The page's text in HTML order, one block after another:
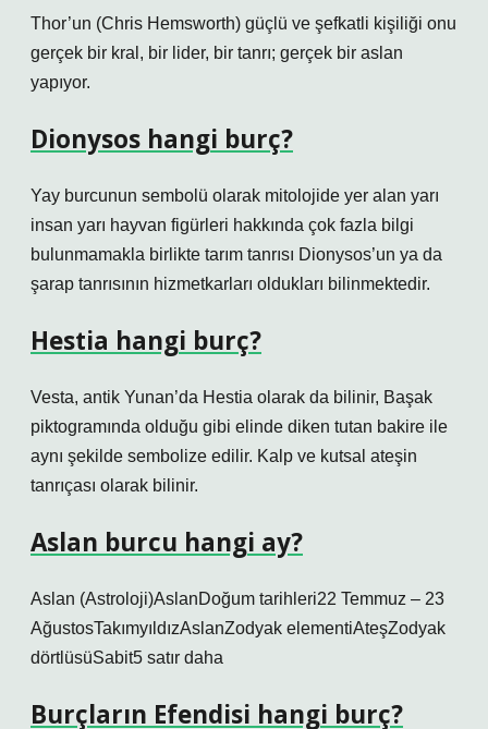
Thor’un (Chris Hemsworth) güçlü ve şefkatli kişiliği onu
gerçek bir kral, bir lider, bir tanrı; gerçek bir aslan
yapıyor.
Dionysos hangi burç?
Yay burcunun sembolü olarak mitolojide yer alan yarı
insan yarı hayvan figürleri hakkında çok fazla bilgi
bulunmamakla birlikte tarım tanrısı Dionysos’un ya da
şarap tanrısının hizmetkarları oldukları bilinmektedir.
Hestia hangi burç?
Vesta, antik Yunan’da Hestia olarak da bilinir, Başak
piktogramında olduğu gibi elinde diken tutan bakire ile
aynı şekilde sembolize edilir. Kalp ve kutsal ateşin
tanrıçası olarak bilinir.
Aslan burcu hangi ay?
Aslan (Astroloji)AslanDoğum tarihleri22 Temmuz – 23
AğustosTakımyıldızAslanZodyak elementiAteşZodyak
dörtlüsüSabit5 satır daha
Burçların Efendisi hangi burç?